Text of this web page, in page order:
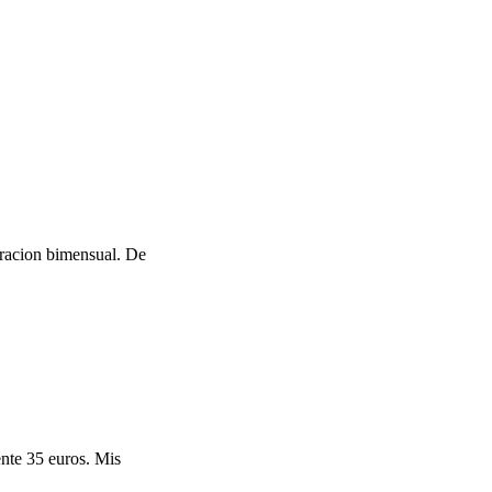
bimensual. De
35 euros. Mis